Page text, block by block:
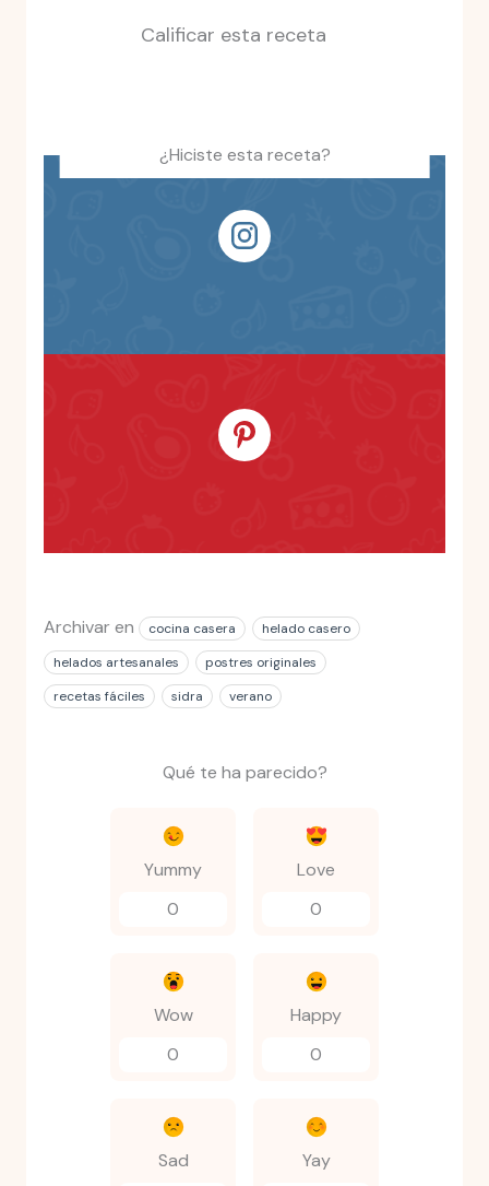
Calificar esta receta
¿Hiciste esta receta?
Archivar en cocina casera
helado casero
helados artesanales
postres originales
recetas fáciles
sidra verano
Qué te ha parecido?
Yummy
0
Love
0
Wow
0
Happy
0
Sad
Yay